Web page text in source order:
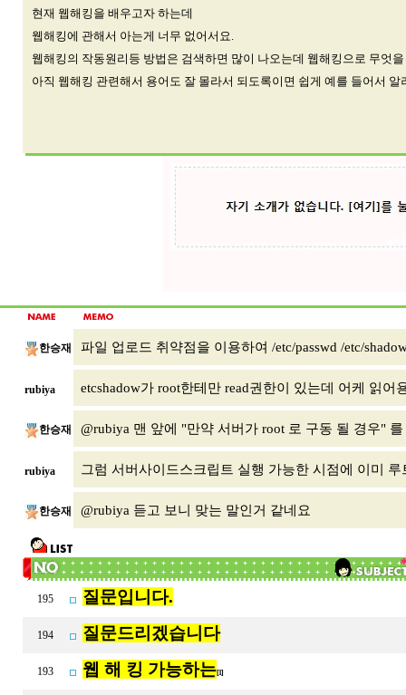
현재 웹해킹을 배우고자 하는데
웹해킹에 관해서 아는게 너무 없어서요.
웹해킹의 작동원리등 방법은 검색하면 많이 나오는데 웹해킹으로 무엇
아직 웹해킹 관련해서 용어도 잘 몰라서 되도록이면 쉽게 예를 들어서
한승재 파일 업로드 취약점을 이용하여 /etc/passwd /etc/
rubiya etcshadow가 root한테만 read권한이 있는데 어케 읽어
한승재 @rubiya 맨 앞에 "만약 서버가 root 로 구동 될 경우"
rubiya 그럼 서버사이드스크립트 실행 가능한 시점에 이미 루
한승재 @rubiya 듣고 보니 맞는 말인거 같네요
195 질문입니다.
194 질문드리겠습니다
193 웹 해 킹 가능하는[1]